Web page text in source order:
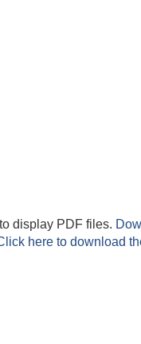
display PDF files.
here to download